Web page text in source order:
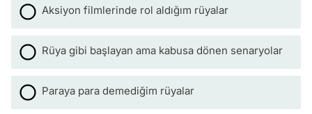
Aksiyon filmlerinde rol aldığım rüyalar
Rüya gibi başlayan ama kabusa dönen senaryolar
Paraya para demediğim rüyalar